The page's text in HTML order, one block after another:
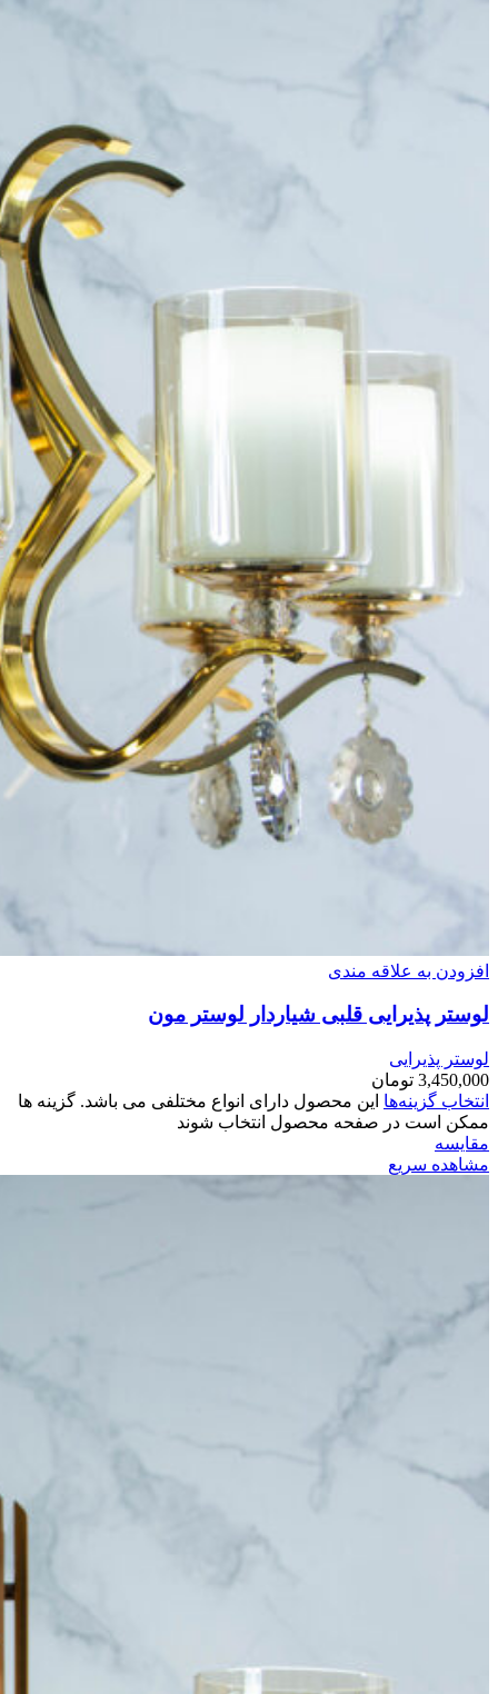
افزودن به علاقه مندی
لوستر پذیرایی قلبی شیاردار لوستر مون
لوستر پذیرایی
3,450,000 تومان
انتخاب گزینه‌ها این محصول دارای انواع مختلفی می باشد. گزینه ها
ممکن است در صفحه محصول انتخاب شوند
مقایسه
مشاهده سریع